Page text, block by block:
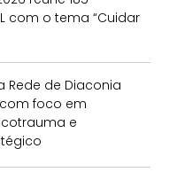
com o tema “Cuidar
Rede de Diaconia
foco em
e